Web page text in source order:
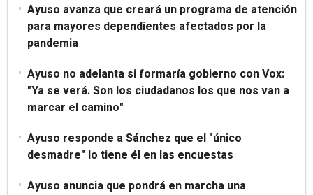
Ayuso avanza que creará un programa de atención
para mayores dependientes afectados por la
pandemia
Ayuso no adelanta si formaría gobierno con Vox:
"Ya se verá. Son los ciudadanos los que nos van a
marcar el camino"
Ayuso responde a Sánchez que el "único
desmadre" lo tiene él en las encuestas
Ayuso anuncia que pondrá en marcha una